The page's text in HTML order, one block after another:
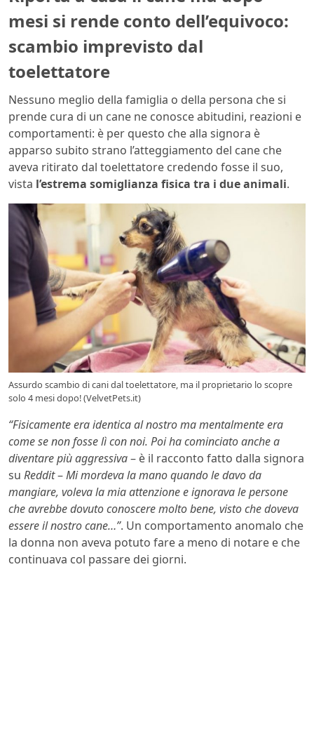
mesi si rende conto dell’equivoco:
scambio imprevisto dal
toelettatore
Nessuno meglio della famiglia o della persona che si
prende cura di un cane ne conosce abitudini, reazioni e
comportamenti: è per questo che alla signora è
apparso subito strano l’atteggiamento del cane che
aveva ritirato dal toelettatore credendo fosse il suo,
vista l’estrema somiglianza fisica tra i due animali.
Assurdo scambio di cani dal toelettatore, ma il proprietario lo scopre
solo 4 mesi dopo! (VelvetPets.it)
“Fisicamente era identica al nostro ma mentalmente era
come se non fosse lì con noi. Poi ha cominciato anche a
diventare più aggressiva– è il racconto fatto dalla signora
su Reddit–Mi mordeva la mano quando le davo da
mangiare, voleva la mia attenzione e ignorava le persone
che avrebbe dovuto conoscere molto bene, visto che doveva
essere il nostro cane…”. Un comportamento anomalo che
la donna non aveva potuto fare a meno di notare e che
continuava col passare dei giorni.